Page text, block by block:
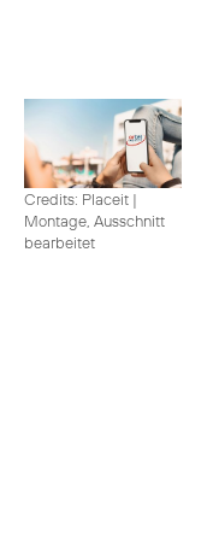
Credits: Placeit |
Montage, Ausschnitt
bearbeitet